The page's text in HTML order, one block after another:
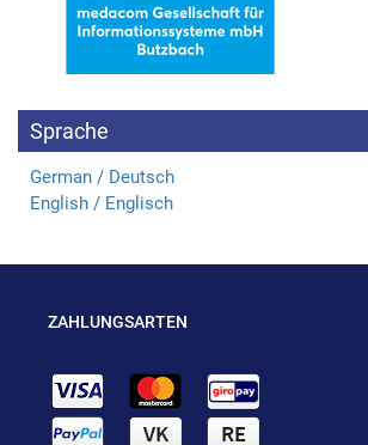
Sprache
German / Deutsch
English / Englisch
ZAHLUNGSARTEN